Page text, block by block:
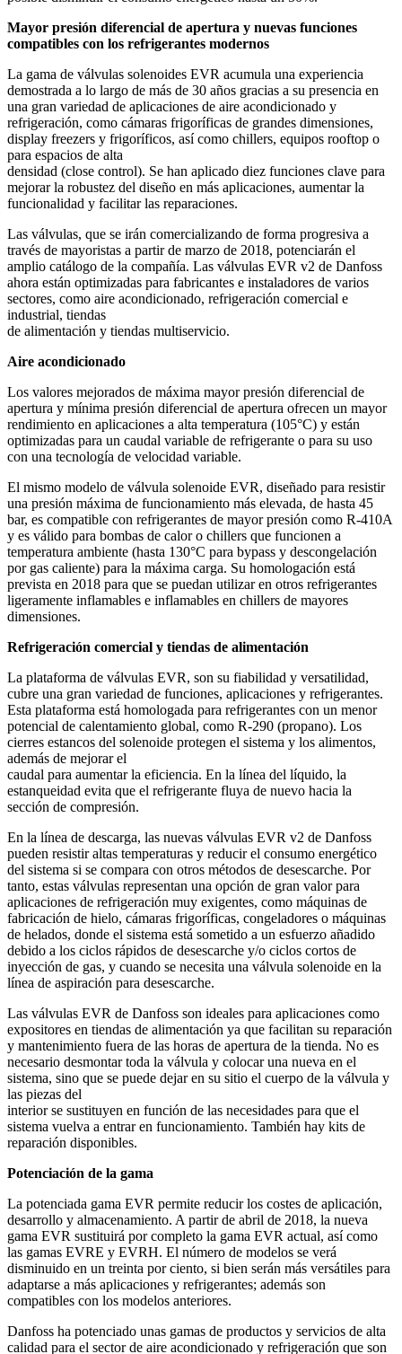
Mayor presión diferencial de apertura y nuevas funciones
compatibles con los refrigerantes modernos
La gama de válvulas solenoides EVR acumula una experiencia
demostrada a lo largo de más de 30 años gracias a su presencia en
una gran variedad de aplicaciones de aire acondicionado y
refrigeración, como cámaras frigoríficas de grandes dimensiones,
display freezers y frigoríficos, así como chillers, equipos rooftop o
para espacios de alta
densidad (close control). Se han aplicado diez funciones clave para
mejorar la robustez del diseño en más aplicaciones, aumentar la
funcionalidad y facilitar las reparaciones.
Las válvulas, que se irán comercializando de forma progresiva a
través de mayoristas a partir de marzo de 2018, potenciarán el
amplio catálogo de la compañía. Las válvulas EVR v2 de Danfoss
ahora están optimizadas para fabricantes e instaladores de varios
sectores, como aire acondicionado, refrigeración comercial e
industrial, tiendas
de alimentación y tiendas multiservicio.
Aire acondicionado
Los valores mejorados de máxima mayor presión diferencial de
apertura y mínima presión diferencial de apertura ofrecen un mayor
rendimiento en aplicaciones a alta temperatura (105°C) y están
optimizadas para un caudal variable de refrigerante o para su uso
con una tecnología de velocidad variable.
El mismo modelo de válvula solenoide EVR, diseñado para resistir
una presión máxima de funcionamiento más elevada, de hasta 45
bar, es compatible con refrigerantes de mayor presión como R-410A
y es válido para bombas de calor o chillers que funcionen a
temperatura ambiente (hasta 130°C para bypass y descongelación
por gas caliente) para la máxima carga. Su homologación está
prevista en 2018 para que se puedan utilizar en otros refrigerantes
ligeramente inflamables e inflamables en chillers de mayores
dimensiones.
Refrigeración comercial y tiendas de alimentación
La plataforma de válvulas EVR, son su fiabilidad y versatilidad,
cubre una gran variedad de funciones, aplicaciones y refrigerantes.
Esta plataforma está homologada para refrigerantes con un menor
potencial de calentamiento global, como R-290 (propano). Los
cierres estancos del solenoide protegen el sistema y los alimentos,
además de mejorar el
caudal para aumentar la eficiencia. En la línea del líquido, la
estanqueidad evita que el refrigerante fluya de nuevo hacia la
sección de compresión.
En la línea de descarga, las nuevas válvulas EVR v2 de Danfoss
pueden resistir altas temperaturas y reducir el consumo energético
del sistema si se compara con otros métodos de desescarche. Por
tanto, estas válvulas representan una opción de gran valor para
aplicaciones de refrigeración muy exigentes, como máquinas de
fabricación de hielo, cámaras frigoríficas, congeladores o máquinas
de helados, donde el sistema está sometido a un esfuerzo añadido
debido a los ciclos rápidos de desescarche y/o ciclos cortos de
inyección de gas, y cuando se necesita una válvula solenoide en la
línea de aspiración para desescarche.
Las válvulas EVR de Danfoss son ideales para aplicaciones como
expositores en tiendas de alimentación ya que facilitan su reparación
y mantenimiento fuera de las horas de apertura de la tienda. No es
necesario desmontar toda la válvula y colocar una nueva en el
sistema, sino que se puede dejar en su sitio el cuerpo de la válvula y
las piezas del
interior se sustituyen en función de las necesidades para que el
sistema vuelva a entrar en funcionamiento. También hay kits de
reparación disponibles.
Potenciación de la gama
La potenciada gama EVR permite reducir los costes de aplicación,
desarrollo y almacenamiento. A partir de abril de 2018, la nueva
gama EVR sustituirá por completo la gama EVR actual, así como
las gamas EVRE y EVRH. El número de modelos se verá
disminuido en un treinta por ciento, si bien serán más versátiles para
adaptarse a más aplicaciones y refrigerantes; además son
compatibles con los modelos anteriores.
Danfoss ha potenciado unas gamas de productos y servicios de alta
calidad para el sector de aire acondicionado y refrigeración que son